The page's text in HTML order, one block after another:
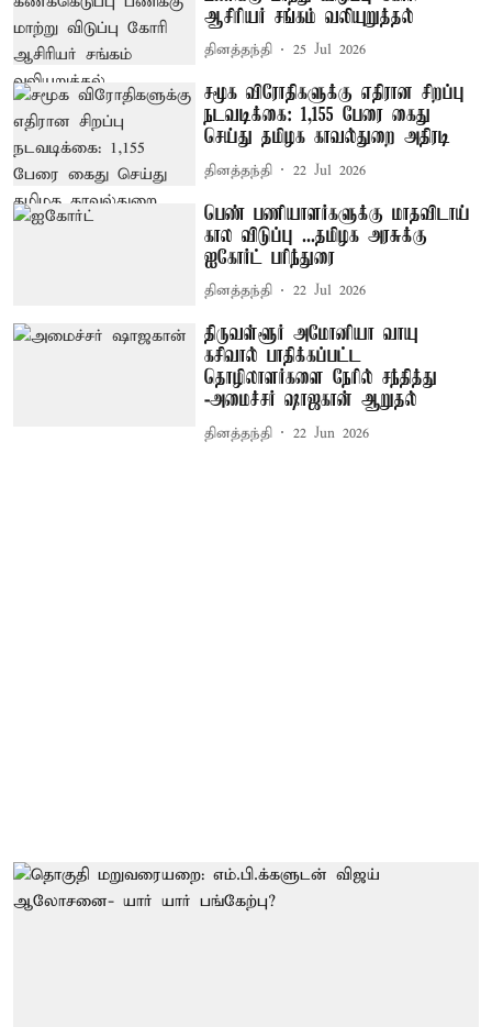
ஆசிரியர் சங்கம் வலியுறுத்தல்
தினத்தந்தி 25 Jul 2026
சமூக விரோதிகளுக்கு எதிரான சிறப்பு
நடவடிக்கை: 1,155 பேரை கைது
செய்து தமிழக காவல்துறை அதிரடி
தினத்தந்தி 22 Jul 2026
பெண் பணியாளர்களுக்கு மாதவிடாய்
கால விடுப்பு ...தமிழக அரசுக்கு
ஐகோர்ட் பரிந்துரை
தினத்தந்தி 22 Jul 2026
திருவள்ளூர் அமோனியா வாயு
கசிவால் பாதிக்கப்பட்ட
தொழிலாளர்களை நேரில் சந்தித்து
-அமைச்சர் ஷாஜகான் ஆறுதல்
தினத்தந்தி 22 Jun 2026